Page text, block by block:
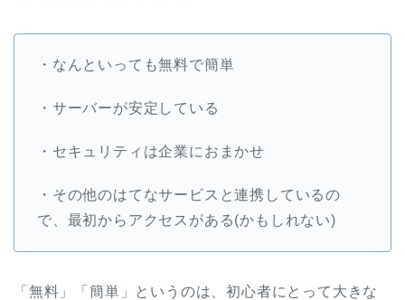
・なんといっても無料で簡単
・サーバーが安定している
・セキュリティは企業におまかせ
・その他のはてなサービスと連携しているの
で、最初からアクセスがある(かもしれない)
「無料」「簡単」というのは、初心者にとって大きな